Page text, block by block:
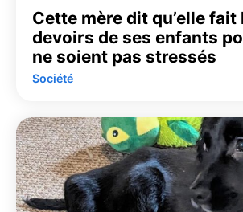
Cette mère dit qu’elle fait
devoirs de ses enfants
ne soient pas stressés
Société